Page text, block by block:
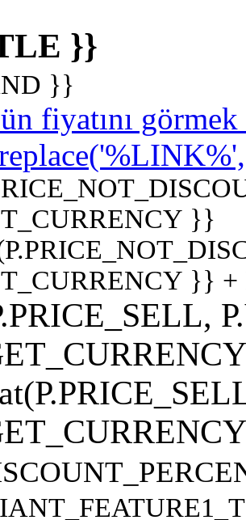
}}
}}
fiyatını
}}
}}